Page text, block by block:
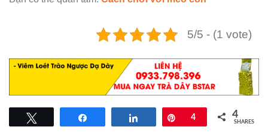
5/5 - (1 vote)
Pin
4 4
SHARES